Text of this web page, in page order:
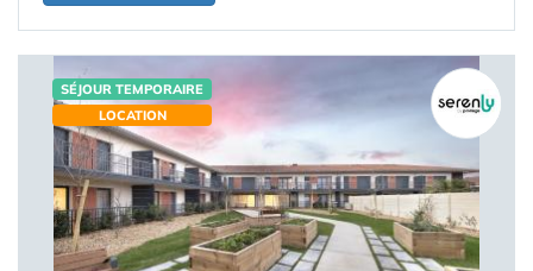
SÉJOUR TEMPORAIRE
LOCATION